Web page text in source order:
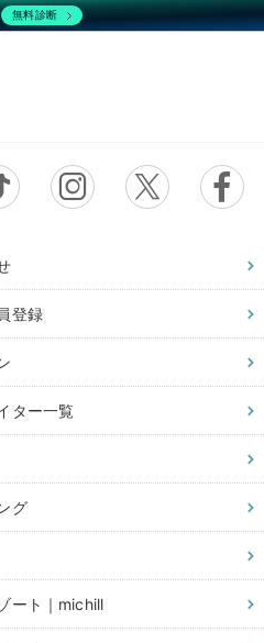
登録
ター一覧
グ
ート｜michill
無料診断